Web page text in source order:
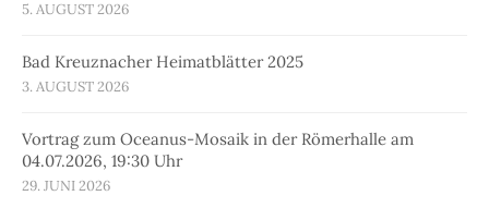
5. AUGUST 2026
Bad Kreuznacher Heimatblätter 2025
3. AUGUST 2026
Vortrag zum Oceanus-Mosaik in der Römerhalle am
04.07.2026, 19:30 Uhr
29. JUNI 2026